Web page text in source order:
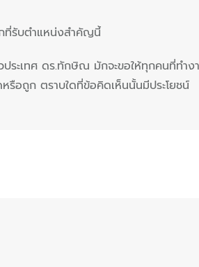
ที่รับตำแหน่งสำคัญนี้
ประเทศ ดร.ทักษิณ มักจะขอให้ทุกคนที่ท
รือถูก ตราบใดที่ข้อคิดเห็นนั้นมีประโยชน์